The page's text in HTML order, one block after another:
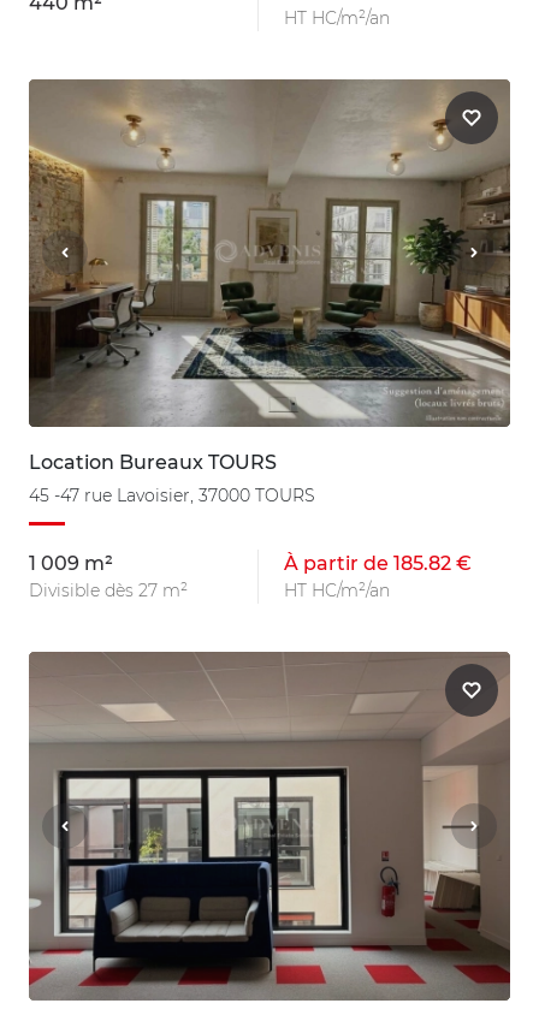
HT HC/m²/an
Location Bureaux TOURS
45 -47 rue Lavoisier, 37000 TOURS
1 009 m²
Divisible dès 27 m²
À partir de 185.82 €
HT HC/m²/an